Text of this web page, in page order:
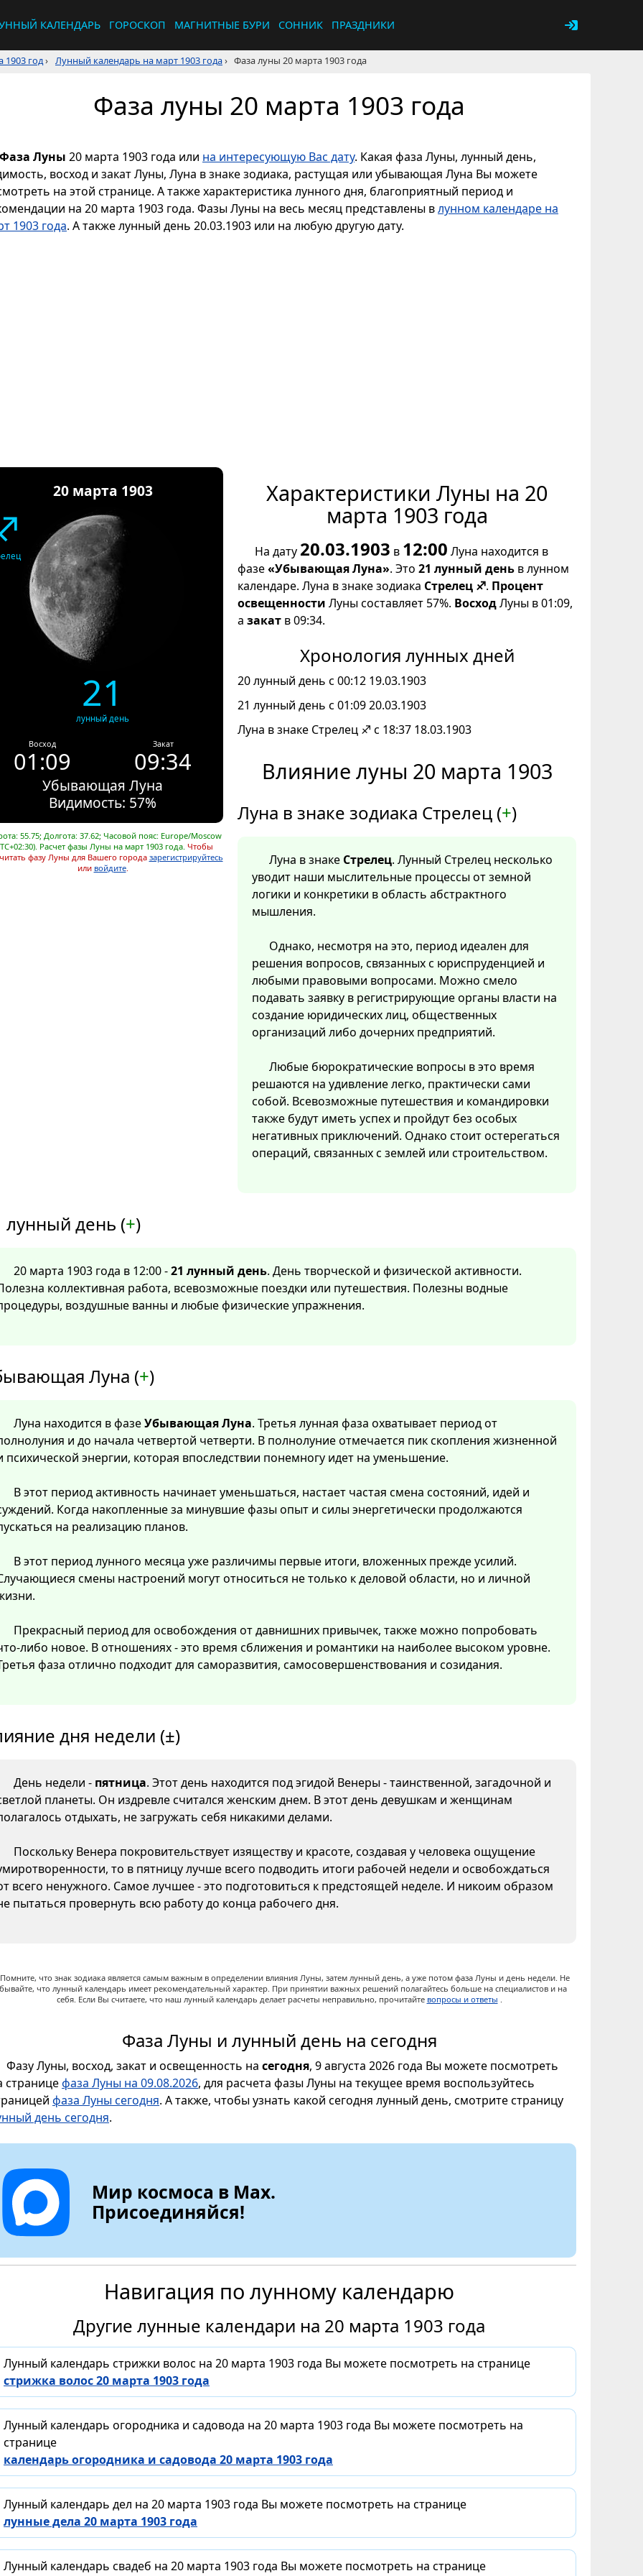
КАЛЕНДАРЬ ГОРОСКОП МАГНИТНЫЕ БУРИ СОННИК ПРАЗДНИКИ
1903 год› Лунный календарь на март 1903 года› Фаза луны 20 марта 1903 года
Фаза луны 20 марта 1903 года
Фаза Луны 20 марта 1903 года или на интересующую Вас дату. Какая фаза Луны, лунный день,
восход и закат Луны, Луна в знаке зодиака, растущая или убывающая Луна Вы можете
на этой странице. А также характеристика лунного дня, благоприятный период и
на 20 марта 1903 года. Фазы Луны на весь месяц представлены влунном календаре на
1903 года. А также лунный день 20.03.1903 или на любую другую дату.
20 марта 1903
21
лунный день
Восход
01:09
Закат
09:34
Убывающая Луна
Видимость: 57%
55.75; Долгота: 37.62; Часовой пояс: Europe/Moscow
Расчет фазы Луны на март 1903 года. Чтобы
фазу Луны для Вашего города зарегистрируйтесь
или войдите.
Характеристики Луны на 20
марта 1903 года
На дату 20.03.1903 в 12:00 Луна находится в
фазе«Убывающая Луна». Это 21 лунный день в лунном
календаре. Луна в знаке зодиака Стрелец ♐. Процент
освещенности Луны составляет 57%. ВосходЛуны в 01:09,
а закат в 09:34.
Хронология лунных дней
20 лунный день с 00:12 19.03.1903
21 лунный день с 01:09 20.03.1903
Луна в знаке Стрелец ♐ с 18:37 18.03.1903
Влияние луны 20 марта 1903
Луна в знаке зодиака Стрелец (+)
Луна в знаке Стрелец. Лунный Стрелец несколько
уводит наши мыслительные процессы от земной
логики и конкретики в область абстрактного
мышления.
Однако, несмотря на это, период идеален для
решения вопросов, связанных с юриспруденцией и
любыми правовыми вопросами. Можно смело
подавать заявку в регистрирующие органы власти на
создание юридических лиц, общественных
организаций либо дочерних предприятий.
Любые бюрократические вопросы в это время
решаются на удивление легко, практически сами
собой. Всевозможные путешествия и командировки
также будут иметь успех и пройдут без особых
негативных приключений. Однако стоит остерегаться
операций, связанных с землей или строительством.
лунный день (+)
20 марта 1903 года в 12:00 -21 лунный день. День творческой и физической активности.
коллективная работа, всевозможные поездки или путешествия. Полезны водные
воздушные ванны и любые физические упражнения.
Луна (+)
Луна находится в фазеУбывающая Луна. Третья лунная фаза охватывает период от
и до начала четвертой четверти. В полнолуние отмечается пик скопления жизненной
психической энергии, которая впоследствии понемногу идет на уменьшение.
В этот период активность начинает уменьшаться, настает частая смена состояний, идей и
Когда накопленные за минувшие фазы опыт и силы энергетически продолжаются
на реализацию планов.
В этот период лунного месяца уже различимы первые итоги, вложенных прежде усилий.
смены настроений могут относиться не только к деловой области, но и личной
Прекрасный период для освобождения от давнишних привычек, также можно попробовать
либо новое. В отношениях - это время сближения и романтики на наиболее высоком уровне.
фаза отлично подходит для саморазвития, самосовершенствования и созидания.
дня недели (±)
День недели - пятница. Этот день находится под эгидой Венеры - таинственной, загадочной и
планеты. Он издревле считался женским днем. В этот день девушкам и женщинам
отдыхать, не загружать себя никакими делами.
Поскольку Венера покровительствует изяществу и красоте, создавая у человека ощущение
то в пятницу лучше всего подводить итоги рабочей недели и освобождаться
всего ненужного. Самое лучшее - это подготовиться к предстоящей неделе. И никоим образом
пытаться провернуть всю работу до конца рабочего дня.
Помните, что знак зодиака является самым важным в определении влияния Луны, затем лунный день, а уже потом фаза Луны и день недели. Не
что лунный календарь имеет рекомендательный характер. При принятии важных решений полагайтесь больше на специалистов и на
себя. Если Вы считаете, что наш лунный календарь делает расчеты неправильно, прочитайте вопросы и ответы .
Фаза Луны и лунный день на сегодня
Фазу Луны, восход, закат и освещенность на сегодня, 9 августа 2026 года Вы можете посмотреть
страницефаза Луны на 09.08.2026, для расчета фазы Луны на текущее время воспользуйтесь
фаза Луны сегодня. А также, чтобы узнать какой сегодня лунный день, смотрите страницу
день сегодня.
Мир космоса в Max.
Присоединяйся!
Навигация по лунному календарю
Другие лунные календари на 20 марта 1903 года
Лунный календарь стрижки волос на 20 марта 1903 года Вы можете посмотреть на странице
стрижка волос 20 марта 1903 года
Лунный календарь огородника и садовода на 20 марта 1903 года Вы можете посмотреть на
странице
календарь огородника и садовода 20 марта 1903 года
Лунный календарь дел на 20 марта 1903 года Вы можете посмотреть на странице
лунные дела 20 марта 1903 года
Лунный календарь свадеб на 20 марта 1903 года Вы можете посмотреть на странице